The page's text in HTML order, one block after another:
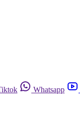
Whatsapp